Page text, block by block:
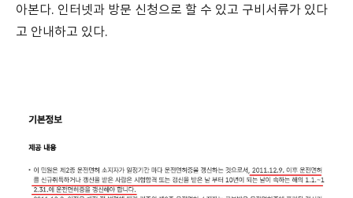
아본다. 인터넷과 방문 신청으로 할 수 있고 구비서류가 있다
고 안내하고 있다.